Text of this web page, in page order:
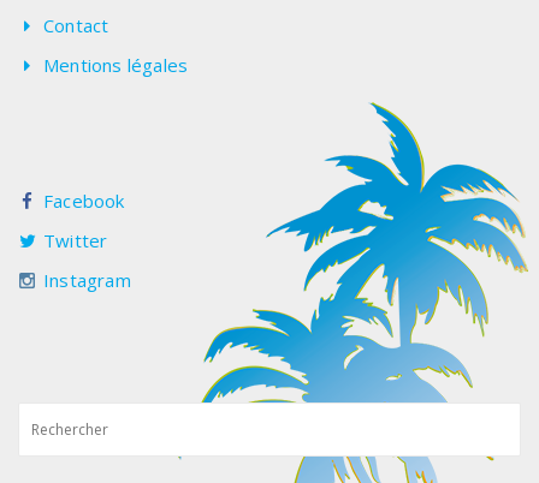
Contact
Mentions légales
Facebook
Twitter
Instagram